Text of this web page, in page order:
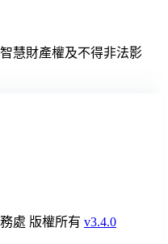
慧財產權及不得非法影
處 版權所有 v3.4.0